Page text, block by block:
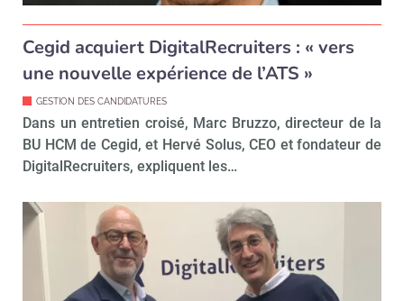
Cegid acquiert DigitalRecruiters : « vers
une nouvelle expérience de l’ATS »
GESTION DES CANDIDATURES
Dans un entretien croisé, Marc Bruzzo, directeur de la
BU HCM de Cegid, et Hervé Solus, CEO et fondateur de
DigitalRecruiters, expliquent les…